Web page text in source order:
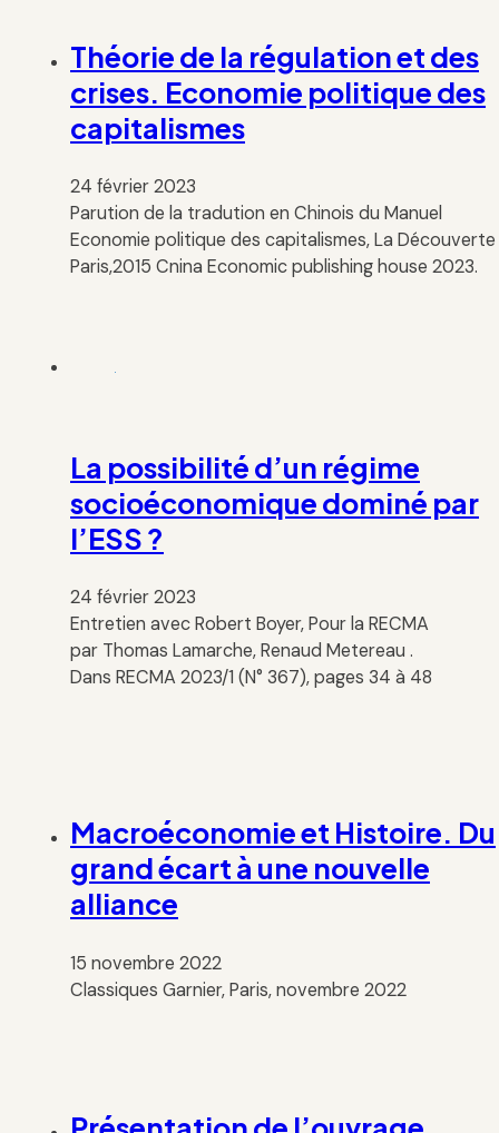
Théorie de la régulation et des
crises. Economie politique des
capitalismes
24 février 2023
Parution de la tradution en Chinois du Manuel
Economie politique des capitalismes, La Découverte
Paris,2015 Cnina Economic publishing house 2023.
La possibilité d’un régime
socioéconomique dominé par
l’ESS ?
24 février 2023
Entretien avec Robert Boyer, Pour la RECMA
par Thomas Lamarche, Renaud Metereau .
Dans RECMA 2023/1 (N° 367), pages 34 à 48
Macroéconomie et Histoire. Du
grand écart à une nouvelle
alliance
15 novembre 2022
Classiques Garnier, Paris, novembre 2022